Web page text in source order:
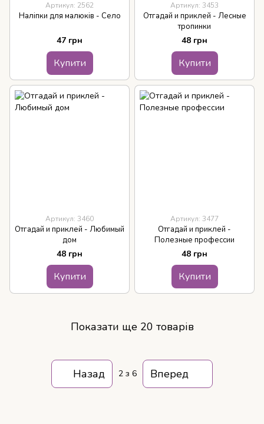
Артикул: 2562
Наліпки для малюків - Село
47 грн
Купити
Артикул: 3453
Отгадай и приклей - Лесные
тропинки
48 грн
Купити
Артикул: 3460
Отгадай и приклей - Любимый
дом
48 грн
Купити
Артикул: 3477
Отгадай и приклей -
Полезные профессии
48 грн
Купити
Показати ще 20 товарів
Назад 2 з 6 Вперед